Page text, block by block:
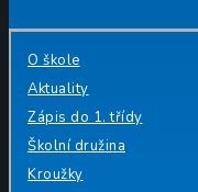
O škole
Aktuality
Zápis do 1. třídy
Školní družina
Kroužky